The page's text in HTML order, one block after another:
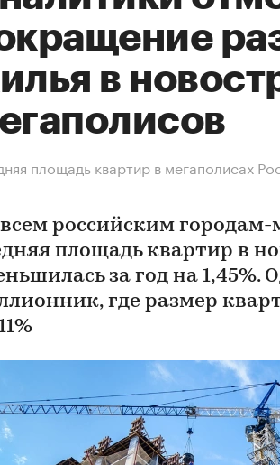
в
площадь квартир в мегаполисах
российским
площадь квартир в
за год на 1,45%.
где размер